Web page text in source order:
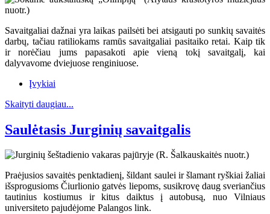
Savaitgaliai dažnai yra laikas pailsėti bei atsigauti po sunkių savaitės
darbų, tačiau ratiliokams ramūs savaitgaliai pasitaiko retai. Kaip tik
ir norėčiau jums papasakoti apie vieną tokį savaitgalį, kai
dalyvavome dviejuose renginiuose.
Įvykiai
Skaityti daugiau...
Saulėtasis Jurginių savaitgalis
Praėjusios savaitės penktadienį, šildant saulei ir šlamant ryškiai žaliai
išsprogusioms Čiurlionio gatvės liepoms, susikrovę daug sveriančius
tautinius kostiumus ir kitus daiktus į autobusą, nuo Vilniaus
universiteto pajudėjome Palangos link.